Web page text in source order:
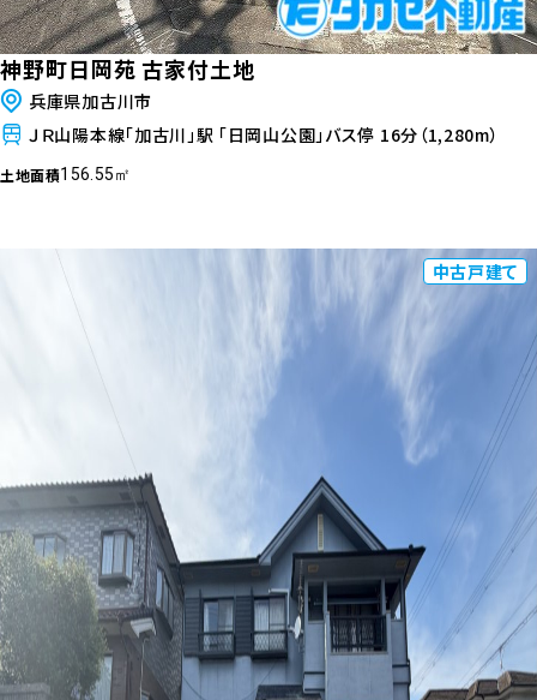
神野町日岡苑 古家付土地
兵庫県加古川市
ＪＲ山陽本線「加古川」駅 「日岡山公園」バス停 16分（1,280m）
土地面積156.55㎡
中古戸建て